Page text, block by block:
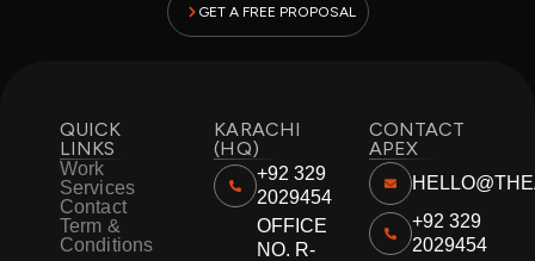
GET A FREE PROPOSAL
QUICK
LINKS
Work
Services
Contact
Term &
Conditions
KARACHI
(HQ)
+92 329
2029454
OFFICE
NO. R-
CONTACT
APEX
+92 329
2029454